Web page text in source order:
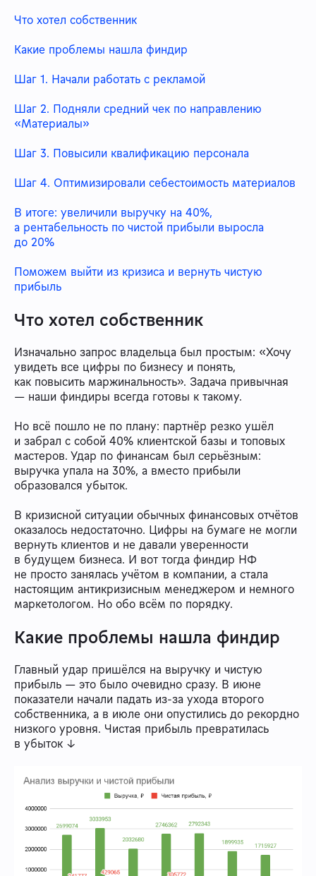
Что хотел собственник
Какие проблемы нашла финдир
Шаг 1. Начали работать с рекламой
Шаг 2. Подняли средний чек по направлению
«Материалы»
Шаг 3. Повысили квалификацию персонала
Шаг 4. Оптимизировали себестоимость материалов
В итоге: увеличили выручку на 40%,
а рентабельность по чистой прибыли выросла
до 20%
Поможем выйти из кризиса и вернуть чистую
прибыль
Что хотел собственник
Изначально запрос владельца был простым: «Хочу
увидеть все цифры по бизнесу и понять,
как повысить маржинальность». Задача привычная
— наши финдиры всегда готовы к такому.
Но всё пошло не по плану: партнёр резко ушёл
и забрал с собой 40% клиентской базы и топовых
мастеров. Удар по финансам был серьёзным:
выручка упала на 30%, а вместо прибыли
образовался убыток.
В кризисной ситуации обычных финансовых отчётов
оказалось недостаточно. Цифры на бумаге не могли
вернуть клиентов и не давали уверенности
в будущем бизнеса. И вот тогда финдир НФ
не просто занялась учётом в компании, а стала
настоящим антикризисным менеджером и немного
маркетологом. Но обо всём по порядку.
Какие проблемы нашла финдир
Главный удар пришёлся на выручку и чистую
прибыль — это было очевидно сразу. В июне
показатели начали падать из-за ухода второго
собственника, а в июле они опустились до рекордно
низкого уровня. Чистая прибыль превратилась
в убыток ↓